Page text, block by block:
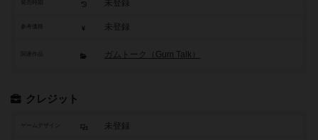
未登録
参考価格 未登録
関連作品 ガムトーク（Gum Talk）
クレジット
ゲームデザイン 未登録